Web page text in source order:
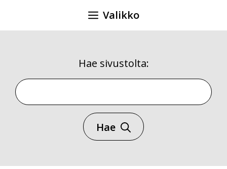
Valikko
Hae sivustolta:
Hae sivustolta
Hae